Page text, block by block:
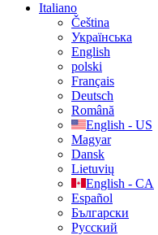
Italiano
Čeština
Українська
English
polski
Français
Deutsch
Română
English - US
Magyar
Dansk
Lietuvių
English - CA
Español
Български
Русский